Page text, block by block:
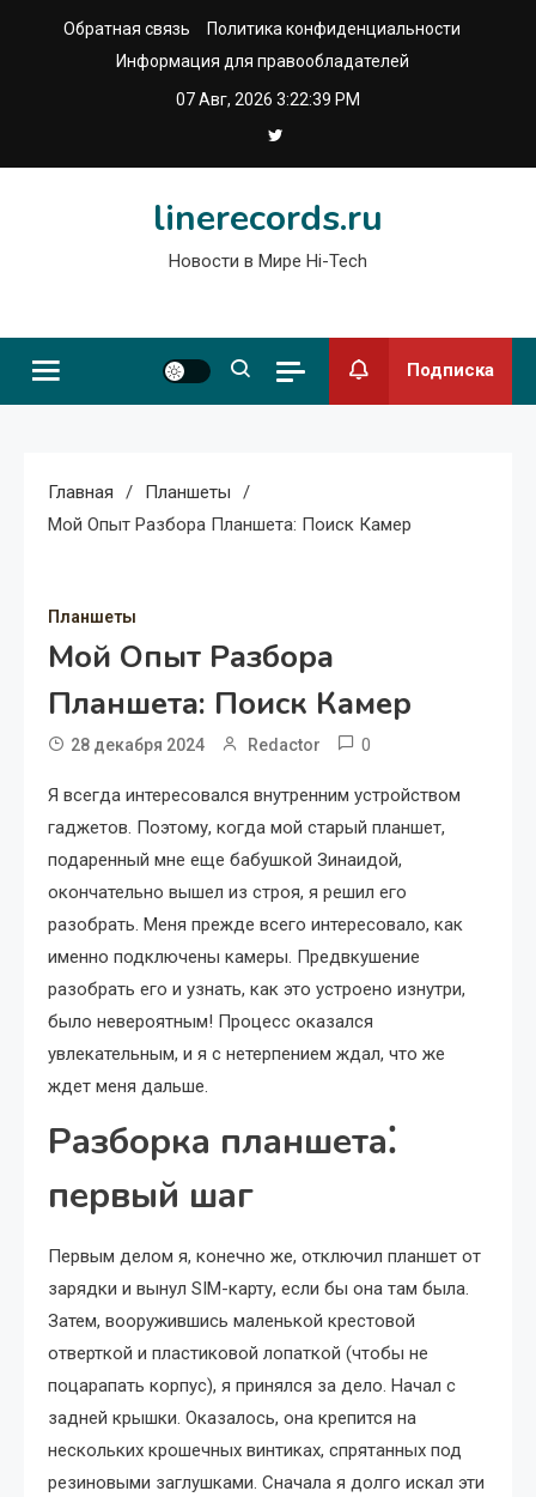
Обратная связь
Политика конфиденциальности
Информация для правообладателей
07 Авг, 2026 3:22:40 PM
linerecords.ru
Новости в Мире Hi-Tech
Подписка
Главная
Планшеты
Мой Опыт Разбора Планшета: Поиск Камер
Планшеты
Мой Опыт Разбора
Планшета: Поиск Камер
28 декабря 2024 Redactor 0
Я всегда интересовался внутренним устройством
гаджетов. Поэтому, когда мой старый планшет,
подаренный мне еще бабушкой Зинаидой,
окончательно вышел из строя, я решил его
разобрать. Меня прежде всего интересовало, как
именно подключены камеры. Предвкушение
разобрать его и узнать, как это устроено изнутри,
было невероятным! Процесс оказался
увлекательным, и я с нетерпением ждал, что же
ждет меня дальше.
Разборка планшета⁚
первый шаг
Первым делом я, конечно же, отключил планшет от
зарядки и вынул SIM-карту, если бы она там была.
Затем, вооружившись маленькой крестовой
отверткой и пластиковой лопаткой (чтобы не
поцарапать корпус), я принялся за дело. Начал с
задней крышки. Оказалось, она крепится на
нескольких крошечных винтиках, спрятанных под
резиновыми заглушками. Сначала я долго искал эти